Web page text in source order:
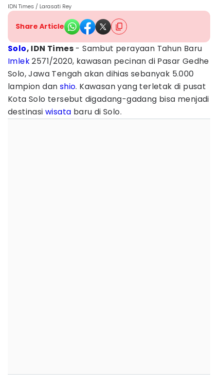
IDN Times / Larasati Rey
Share Article
Solo, IDN Times - Sambut perayaan Tahun Baru
Imlek2571/2020, kawasan pecinan di Pasar Gedhe
Solo, Jawa Tengah akan dihias sebanyak 5.000
lampion dan shio. Kawasan yang terletak di pusat
Kota Solo tersebut digadang-gadang bisa menjadi
destinasiwisata baru di Solo.